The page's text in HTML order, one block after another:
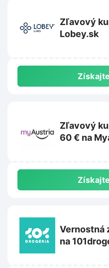
Zľavový
Lobey.sk
Zľavový
60 € na
Vernostná
na